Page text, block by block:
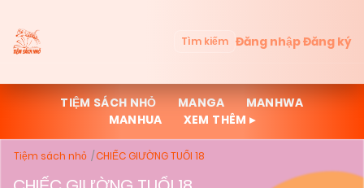
Tìm kiếm Đăng nhậpĐăng ký
TIỆM SÁCH NHỎ MANGA
MANHWA
MANHUA
XEM THÊM ▸
Tiệm sách nhỏ CHIẾC GIƯỜNG TUỔI 18